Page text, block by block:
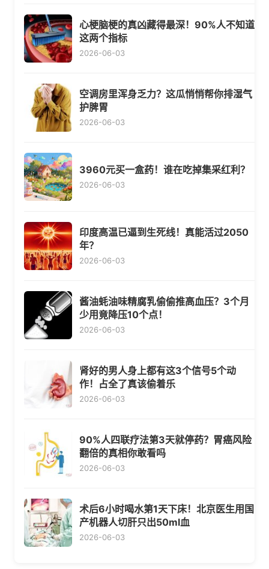
心梗脑梗的真凶藏得最深！90%人不知道
这两个指标
2026-06-03
空调房里浑身乏力？这瓜悄悄帮你排湿气
护脾胃
2026-06-03
3960元买一盒药！谁在吃掉集采红利？
2026-06-03
印度高温已逼到生死线！真能活过2050
年？
2026-06-03
酱油蚝油味精腐乳偷偷推高血压？3个月
少用竟降压10个点！
2026-06-03
肾好的男人身上都有这3个信号5个动
作！占全了真该偷着乐
2026-06-03
90%人四联疗法第3天就停药？胃癌风险
翻倍的真相你敢看吗
2026-06-03
术后6小时喝水第1天下床！北京医生用国
产机器人切肝只出50ml血
2026-06-03